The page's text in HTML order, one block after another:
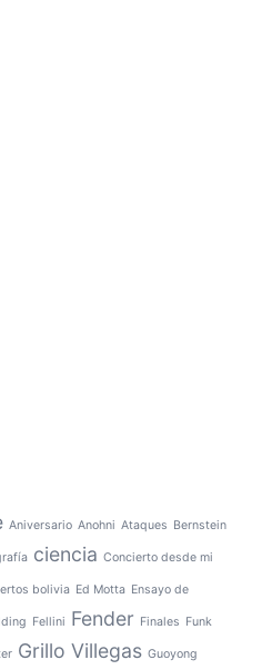
Aniversario Anohni Ataques Bernstein
ciencia Concierto desde mi
bolivia Ed Motta Ensayo de
Fellini Fender Finales Funk
Grillo Villegas Guoyong